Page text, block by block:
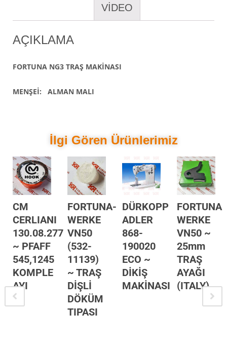
VİDEO
AÇIKLAMA
FORTUNA NG3 TRAŞ MAKİNASI
MENŞEİ: ALMAN MALI
İlgi Gören Ürünlerimiz
CM
CERLIANI
130.08.277
~ PFAFF
545,1245
KOMPLE
AYI
FORTUNA-
WERKE
VN50
(532-
11139)
~ TRAŞ
DİŞLİ
DÖKÜM
TIPASI
DÜRKOPP
ADLER
868-
190020
ECO ~
DİKİŞ
MAKİNASI
FORTUNA-
WERKE
VN50 ~
25mm
TRAŞ
AYAĞI
(ITALY)